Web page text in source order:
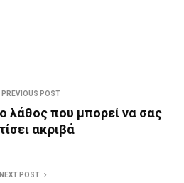
PREVIOUS POST
λάθος που μπορεί να σας
ακριβά
NEXT POST